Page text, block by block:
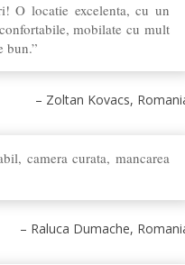
O locatie excelenta, cu un
mobilate cu mult
bun.
Zoltan Kovacs
camera curata, mancarea
Raluca Dumache